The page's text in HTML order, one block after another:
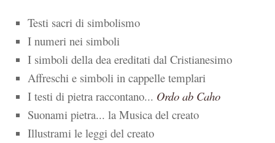
Testi sacri di simbolismo
I numeri nei simboli
I simboli della dea ereditati dal Cristianesimo
Affreschi e simboli in cappelle templari
I testi di pietra raccontano... Ordo ab Caho
Suonami pietra... la Musica del creato
Illustrami le leggi del creato